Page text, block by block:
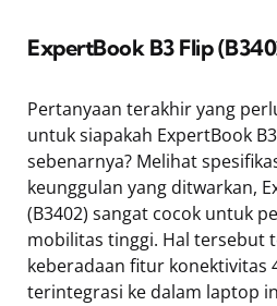
ExpertBook B3 Flip
Pertanyaan terakhir yang
untuk siapakah ExpertBook
sebenarnya? Melihat
keunggulan yang ditwarkan,
(B3402) sangat cocok untuk
mobilitas tinggi. Hal tersebut
keberadaan fitur konektivitas
terintegrasi ke dalam laptop